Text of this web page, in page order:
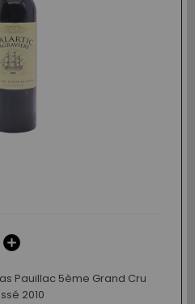
Pauillac 5ème Grand Cru
2010